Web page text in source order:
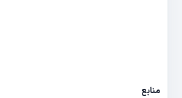
منابع